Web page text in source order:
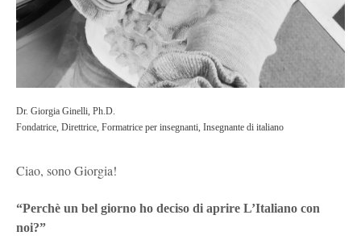
Dr. Giorgia Ginelli, Ph.D.
Fondatrice, Direttrice, Formatrice per insegnanti, Insegnante di italiano
Ciao, sono Giorgia!
“Perchè un bel giorno ho deciso di aprire L’Italiano con
noi?”